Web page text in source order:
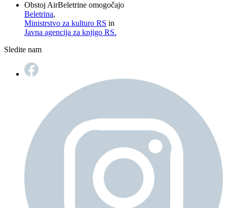
Obstoj AirBeletrine omogočajo
Beletrina,
Ministrstvo za kulturo RS in
Javna agencija za knjigo RS.
Sledite nam